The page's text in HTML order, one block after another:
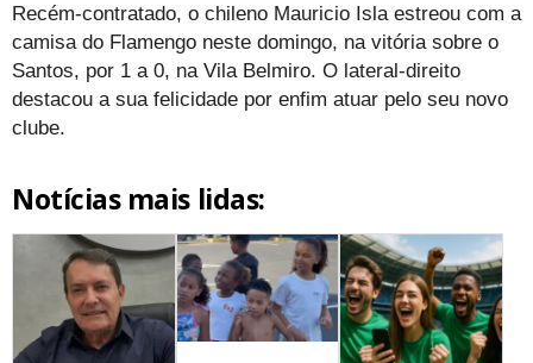
Recém-contratado, o chileno Mauricio Isla estreou com a
camisa do Flamengo neste domingo, na vitória sobre o
Santos, por 1 a 0, na Vila Belmiro. O lateral-direito
destacou a sua felicidade por enfim atuar pelo seu novo
clube.
Notícias mais lidas: